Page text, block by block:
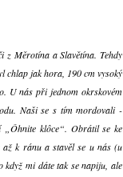
z Měrotína a Slavětína. Tehdy
chlap jak hora, 190 cm vysoký
U nás při jednom okrskovém
Naši se s tím mordovali -
„Ôhnite klôce“. Obrátil se ke
k ránu a stavěl se u nás (u
když mi dáte tak se napiju, ale